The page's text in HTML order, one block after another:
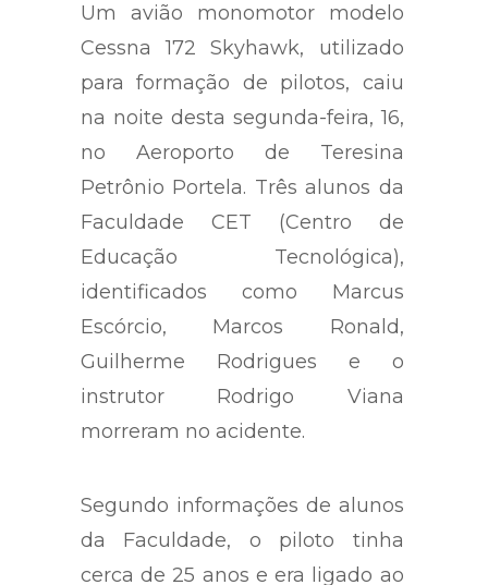
Um avião monomotor modelo
Cessna 172 Skyhawk, utilizado
para formação de pilotos, caiu
na noite desta segunda-feira, 16,
no Aeroporto de Teresina
Petrônio Portela. Três alunos da
Faculdade CET (Centro de
Educação Tecnológica),
identificados como Marcus
Escórcio, Marcos Ronald,
Guilherme Rodrigues e o
instrutor Rodrigo Viana
morreram no acidente.
Segundo informações de alunos
da Faculdade, o piloto tinha
cerca de 25 anos e era ligado ao